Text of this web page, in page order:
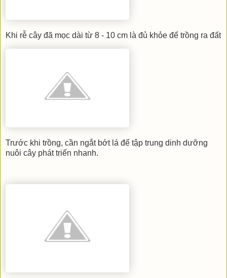
Khi rễ cây đã mọc dài từ 8 - 10 cm là đủ khỏe để trồng ra đất
Trước khi trồng, cần ngắt bớt lá để tập trung dinh dưỡng
nuôi cây phát triển nhanh.